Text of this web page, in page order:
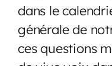
dans le
générale de
ces questions